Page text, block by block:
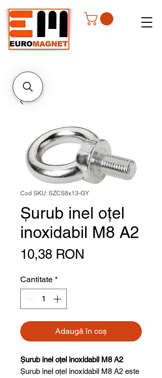
Cod SKU: SZCS8x13-GY
Șurub inel oțel
inoxidabil M8 A2
10,38 RON
Cantitate *
Adaugă în coș
Șurub inel oțel inoxidabil M8 A2
Șurub inel oțel inoxidabil M8 A2 este